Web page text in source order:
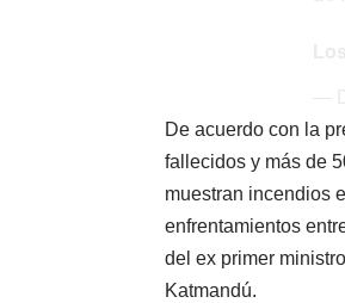
De acuerdo con la
fallecidos y más de
muestran incendios
enfrentamientos
del ex primer
Katmandú.